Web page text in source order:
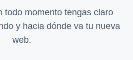
todo momento tengas claro
y hacia dónde va tu nueva
web.